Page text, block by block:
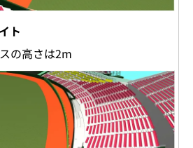
ト
の高さは2m